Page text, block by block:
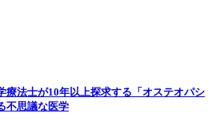
療法士が10年以上探求する「オステオパシ
不思議な医学